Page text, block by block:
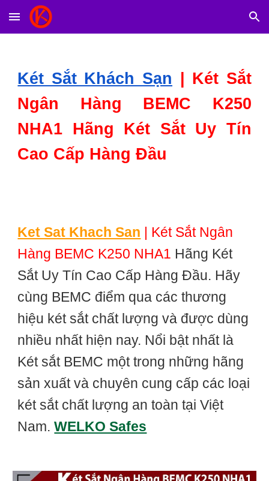
Skip to main content Skip to navigation
Két Sắt Khách Sạn
Két Sắt
Ngân Hàng BEMC K250
NHA1 Hãng Két Sắt Uy Tín
Cao Cấp Hàng Đầu
Ket Sat Khach San | Két Sắt Ngân
Hàng BEMC K250 NHA1 Hãng Két
Sắt Uy Tín Cao Cấp Hàng Đầu. Hãy
cùng BEMC điểm qua các thương
hiệu két sắt chất lượng và được dùng
nhiều nhất hiện nay. Nổi bật nhất là
Két sắt BEMC một trong những hãng
sản xuất và chuyên cung cấp các loại
két sắt chất lượng an toàn tại Việt
Nam.WELKO Safes